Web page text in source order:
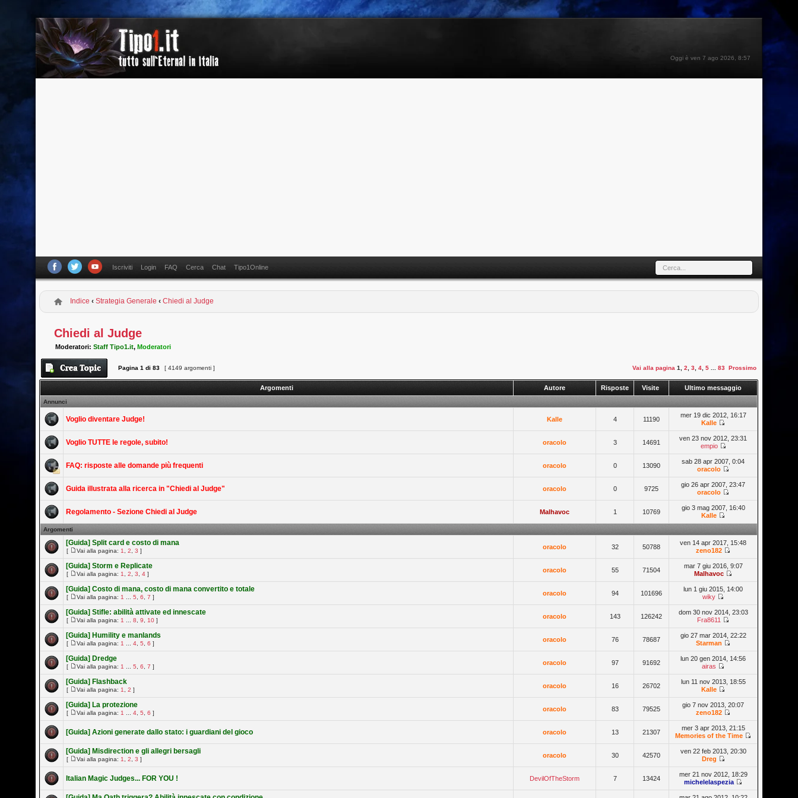
Oggi è ven 7 ago 2026, 8:57
Iscriviti Login FAQ Cerca Chat Tipo1Online
Indice ‹ Strategia Generale ‹ Chiedi al Judge
Chiedi al Judge
Moderatori:Staff Tipo1.it,Moderatori
Pagina1 di83 [ 4149 argomenti ] Vai alla pagina 1 ,2 ,3 ,4 ,5 ...83 Prossimo
Argomenti Autore Risposte Visite Ultimo messaggio
Annunci
Voglio diventare Judge! Kalle 4 11190
mer 19 dic 2012, 16:17
Kalle
Voglio TUTTE le regole, subito! oracolo 3 14691
ven 23 nov 2012, 23:31
empio
FAQ: risposte alle domande più frequenti oracolo 0 13090
sab 28 apr 2007, 0:04
oracolo
Guida illustrata alla ricerca in "Chiedi al Judge" oracolo 0 9725
gio 26 apr 2007, 23:47
oracolo
Regolamento - Sezione Chiedi al Judge Malhavoc 1 10769
gio 3 mag 2007, 16:40
Kalle
Argomenti
[Guida] Split card e costo di mana
[ Vai alla pagina: 1 ,2 ,3 ]
oracolo 32 50788
ven 14 apr 2017, 15:48
zeno182
[Guida] Storm e Replicate
[ Vai alla pagina: 1 ,2 ,3 ,4 ]
oracolo 55 71504
mar 7 giu 2016, 9:07
Malhavoc
[Guida] Costo di mana, costo di mana convertito e totale
[ Vai alla pagina: 1 ...5 ,6 ,7 ]
oracolo 94 101696
lun 1 giu 2015, 14:00
wiky
[Guida] Stifle: abilità attivate ed innescate
[ Vai alla pagina: 1 ...8 ,9 10 ]
oracolo 143 126242
dom 30 nov 2014, 23:03
Fra8611
[Guida] Humility e manlands
[ Vai alla pagina: 1 ...4 ,5 ,6 ]
oracolo 76 78687
gio 27 mar 2014, 22:22
Starman
[Guida] Dredge
[ Vai alla pagina: 1 ...5 ,6 ,7 ]
oracolo 97 91692
lun 20 gen 2014, 14:56
airas
[Guida] Flashback
[ Vai alla pagina: 1 ,2 ]
oracolo 16 26702
lun 11 nov 2013, 18:55
Kalle
[Guida] La protezione
[ Vai alla pagina: 1 ...4 ,5 ,6 ]
oracolo 83 79525
gio 7 nov 2013, 20:07
zeno182
[Guida] Azioni generate dallo stato: i guardiani del gioco oracolo 13 21307
mer 3 apr 2013, 21:15
Memories of the Time
[Guida] Misdirection e gli allegri bersagli
[ Vai alla pagina: 1 ,2 ,3 ]
oracolo 30 42570
ven 22 feb 2013, 20:30
Dreg
Italian Magic Judges... FOR YOU ! DevilOfTheStorm 7 13424
mer 21 nov 2012, 18:29
michelelaspezia